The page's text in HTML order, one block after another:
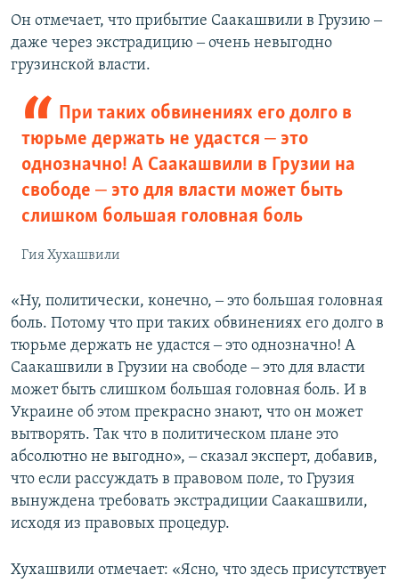
Он отмечает, что прибытие Саакашвили в Грузию ‒
даже через экстрадицию ‒ очень невыгодно
грузинской власти.
При таких обвинениях его долго в
тюрьме держать не удастся ‒ это
однозначно! А Саакашвили в Грузии на
свободе ‒ это для власти может быть
слишком большая головная боль
Гия Хухашвили
«Ну, политически, конечно, ‒ это большая головная
боль. Потому что при таких обвинениях его долго в
тюрьме держать не удастся ‒ это однозначно! А
Саакашвили в Грузии на свободе ‒ это для власти
может быть слишком большая головная боль. И в
Украине об этом прекрасно знают, что он может
вытворять. Так что в политическом плане это
абсолютно не выгодно», ‒ сказал эксперт, добавив,
что если рассуждать в правовом поле, то Грузия
вынуждена требовать экстрадиции Саакашвили,
исходя из правовых процедур.
Хухашвили отмечает: «Ясно, что здесь присутствует